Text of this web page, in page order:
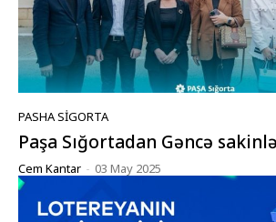
PASHA SIGORTA
Paşa Sığortadan Gəncə
Cem Kantar - 03 May 2025